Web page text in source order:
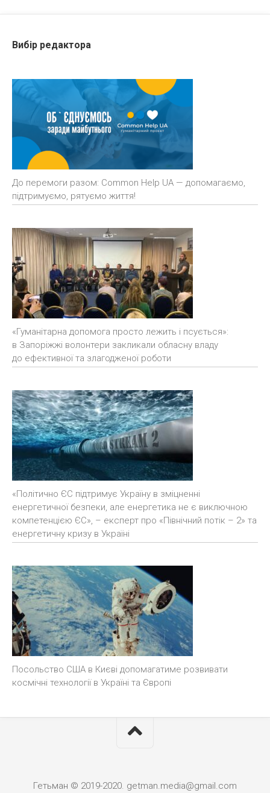
Вибір редактора
До перемоги разом: Common Help UA — допомагаємо,
підтримуємо, рятуємо життя!
«Гуманітарна допомога просто лежить і псується»:
в Запоріжжі волонтери закликали обласну владу
до ефективної та злагодженої роботи
«Політично ЄС підтримує Україну в зміцненні
енергетичної безпеки, але енергетика не є виключною
компетенцією ЄС», – експерт про «Північний потік – 2» та
енергетичну кризу в Україні
Посольство США в Києві допомагатиме розвивати
космічні технології в Україні та Європі
Гетьман © 2019-2020. getman.media@gmail.com